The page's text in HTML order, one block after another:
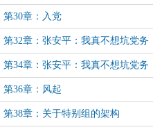
第30章：入党
第32章：张安平：我真不想坑党务
处啊（上）
第34章：张安平：我真不想坑党务
处啊（下）
第36章：风起
第38章：关于特别组的架构